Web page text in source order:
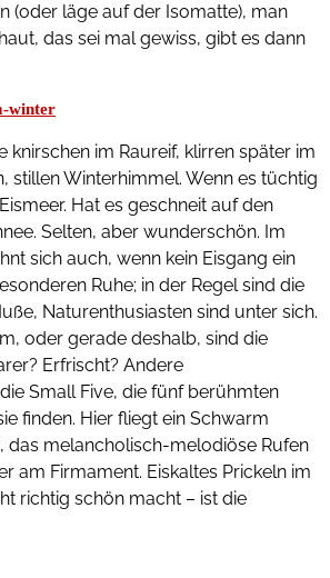
(oder läge auf der Isomatte), man
das sei mal gewiss, gibt es dann
winter
im Raureif, klirren später im
stillen Winterhimmel. Wenn es tüchtig
Hat es geschneit auf den
Selten, aber wunderschön. Im
sich auch, wenn kein Eisgang ein
Ruhe; in der Regel sind die
Naturenthusiasten sind unter sich.
oder gerade deshalb, sind die
Erfrischt? Andere
Small Five, die fünf berühmten
finden. Hier fliegt ein Schwarm
das melancholisch-melodiöse Rufen
am Firmament. Eiskaltes Prickeln im
richtig schön macht – ist die